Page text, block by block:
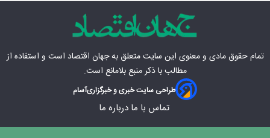
تمام حقوق مادی‌ و معنوی این سایت متعلق بهجهان اقتصاد است و استفاده از
مطالب با ذکر منبع بلامانع است.
طراحی سایت خبری و خبرگزاریآسام
تماس با ما درباره ما